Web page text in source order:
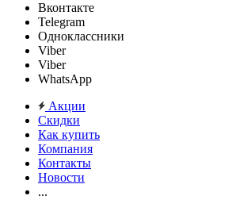
Вконтакте
Telegram
Одноклассники
Viber
Viber
WhatsApp
Акции
Скидки
Как купить
Компания
Контакты
Новости
...